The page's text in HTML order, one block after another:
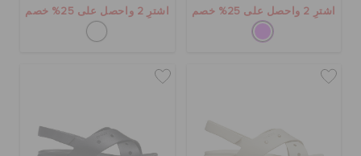
اشترِ 2 واحصل على 25% خصم اشترِ 2 واحصل على 25% خصم